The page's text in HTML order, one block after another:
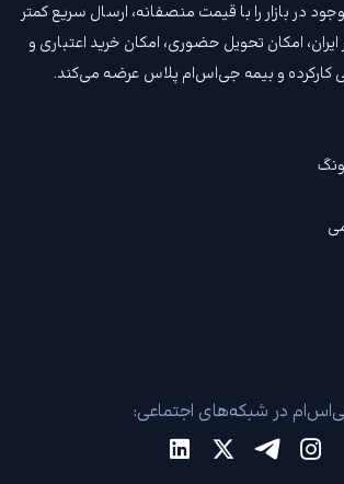
در بازار را با قیمت‌ منصفانه، ارسال سریع کمتر
ایران، امکان تحویل حضوری، امکان خرید اعتباری و
کارکرده و بیمه جی‌اس‌ام‌ پلاس عرضه می‌کند.
در شبکه‌های اجتماعی: